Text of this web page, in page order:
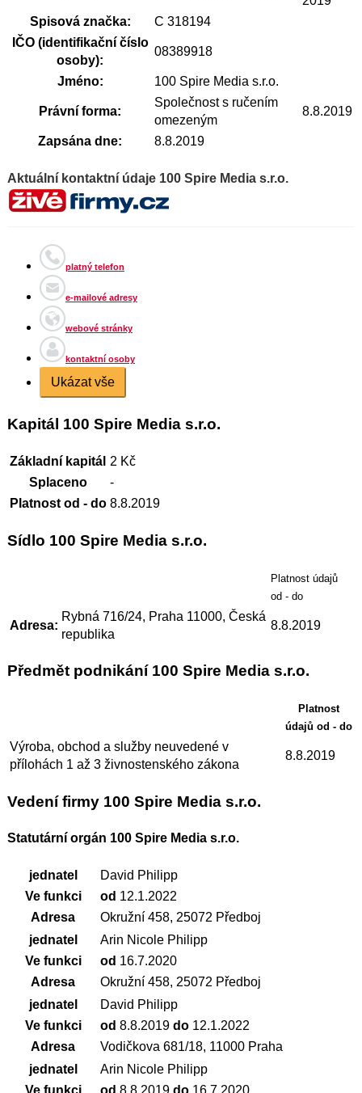
Spisová značka:
C 318194
IČO (identifikační číslo
osoby):
08389918
Jméno: 100 Spire Media s.r.o.
Právní forma:
Společnost s ručením
omezeným
8.8.2019
Zapsána dne: 8.8.2019
Aktuální kontaktní údaje 100 Spire Media s.r.o.
platný telefon
e-mailové adresy
webové stránky
kontaktní osoby
Ukázat vše
Kapitál 100 Spire Media s.r.o.
Základní kapitál 2 Kč
Splaceno
-
Platnost od - do 8.8.2019
Sídlo 100 Spire Media s.r.o.
Platnost údajů
od - do
Adresa:
Rybná 716/24, Praha 11000, Česká
republika
8.8.2019
Předmět podnikání 100 Spire Media s.r.o.
Platnost
údajů od - do
Výroba, obchod a služby neuvedené v
přílohách 1 až 3 živnostenského zákona
8.8.2019
Vedení firmy 100 Spire Media s.r.o.
Statutární orgán 100 Spire Media s.r.o.
jednatel
David Philipp
Ve funkci
od 12.1.2022
Adresa
Okružní 458, 25072 Předboj
jednatel
Arin Nicole Philipp
Ve funkci
od 16.7.2020
Adresa
Okružní 458, 25072 Předboj
jednatel
David Philipp
Ve funkci
od 8.8.2019 do12.1.2022
Adresa
Vodičkova 681/18, 11000 Praha
jednatel
Arin Nicole Philipp